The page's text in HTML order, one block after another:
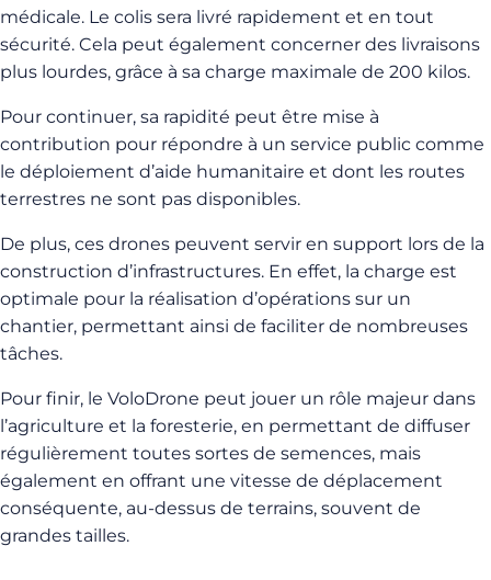
médicale. Le colis sera livré rapidement et en tout
sécurité. Cela peut également concerner des livraisons
plus lourdes, grâce à sa charge maximale de 200 kilos.
Pour continuer, sa rapidité peut être mise à
contribution pour répondre à un service public comme
le déploiement d’aide humanitaire et dont les routes
terrestres ne sont pas disponibles.
De plus, ces drones peuvent servir en support lors de la
construction d’infrastructures. En effet, la charge est
optimale pour la réalisation d’opérations sur un
chantier, permettant ainsi de faciliter de nombreuses
tâches.
Pour finir, le VoloDrone peut jouer un rôle majeur dans
l’agriculture et la foresterie, en permettant de diffuser
régulièrement toutes sortes de semences, mais
également en offrant une vitesse de déplacement
conséquente, au-dessus de terrains, souvent de
grandes tailles.